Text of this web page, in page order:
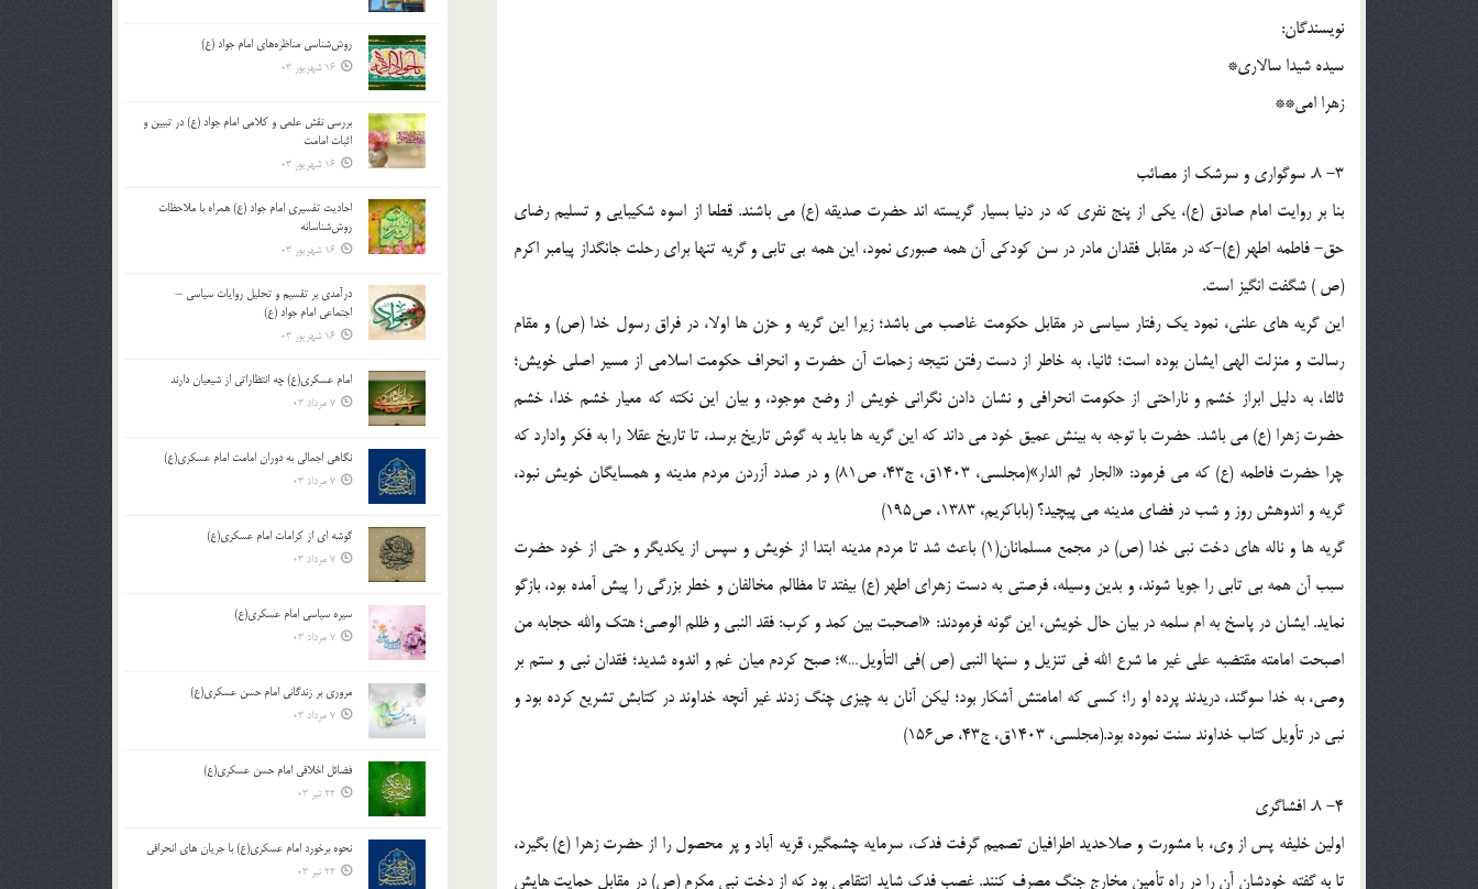
نویسندگان:
سیده شیدا سالاری*
زهرا امی**
3- 8. سوگواری و سرشک از مصائب
بنا بر روایت امام صادق (ع)، یکی از پنج نفری که در دنیا بسیار گریسته اند حضرت صدیقه (ع) می باشند. قطعا از اسوه شکیبایی و تسلیم رضای
حق- فاطمه اطهر (ع)-که در مقابل فقدان مادر در سن کودکی آن همه صبوری نمود، این همه بی تابی و گریه تنها برای رحلت جانگداز پیامبر اکرم
(ص ) شگفت انگیز است.
این گریه های علنی، نمود یک رفتار سیاسی در مقابل حکومت غاصب می باشد؛ زیرا این گریه و حزن ها اولا، در فراق رسول خدا (ص) و مقام
رسالت و منزلت الهی ایشان بوده است؛ ثانیا، به خاطر از دست رفتن نتیجه زحمات آن حضرت و انحراف حکومت اسلامی از مسیر اصلی خویش؛
ثالثا، به دلیل ابراز خشم و ناراحتی از حکومت انحرافی و نشان دادن نگرانی خویش از وضع موجود، و بیان این نکته که معیار خشم خدا، خشم
حضرت زهرا (ع) می باشد. حضرت با توجه به بینش عمیق خود می داند که این گریه ها باید به گوش تاریخ برسد، تا تاریخ عقلا را به فکر وادارد که
چرا حضرت فاطمه (ع) که می فرمود: «الجار ثم الدار»(مجلسی، 1403ق، ج43، ص81) و در صدد آزردن مردم مدینه و همسایگان خویش نبود،
گریه و اندوهش روز و شب در فضای مدینه می پیچید؟ (باباکریم، 1383، ص195)
گریه ها و ناله های دخت نبی خدا (ص) در مجمع مسلمانان(1) باعث شد تا مردم مدینه ابتدا از خویش و سپس از یکدیگر و حتی از خود حضرت
سبب آن همه بی تابی را جویا شوند، و بدین وسیله، فرصتی به دست زهرای اطهر (ع) بیفتد تا مظالم مخالفان و خطر بزرگی را پیش آمده بود، بازگو
نماید. ایشان در پاسخ به ام سلمه در بیان حال خویش، این گونه فرمودند: «اصحبت بین کمد و کرب: فقد النبی و ظلم الوصی؛ هتک والله حجابه من
اصبحت امامته مقتضبه علی غیر ما شرع الله فی تنزیل و سنها النبی (ص )فی التأویل…»؛ صبح کردم میان غم و اندوه شدید؛ فقدان نبی و ستم بر
وصی، به خدا سوگند، دریدند پرده او را؛ کسی که امامتش آشکار بود؛ لیکن آنان به چیزی چنگ زدند غیر آنچه خداوند در کتابش تشریع کرده بود و
نبی در تأویل کتاب خداوند سنت نموده بود.(مجلسی، 1403ق، ج43، ص156)
4- 8. افشاگری
اولین خلیفه پس از وی، با مشورت و صلاحدید اطرافیان تصمیم گرفت فدک، سرمایه چشمگیر، قریه آباد و پر محصول را از حضرت زهرا (ع) بگیرد،
تا به گفته خودشان آن را در راه تأمین مخارج جنگ مصرف کنند. غصب فدک شاید انتقامی بود که از دخت نبی مکرم (ص) در مقابل حمایت هایش
روش‌شناسی مناظره‌های امام جواد (ع)
16 شهریور 03
بررسی نقش علمی و کلامی امام جواد (ع) در تبیین و
اثبات امامت
16 شهریور 03
احادیث تفسیری امام جواد (ع) همراه با ملاحظات
روش‌شناسانه
16 شهریور 03
درآمدی بر تقسیم و تحلیل روایات سیاسی –
اجتماعی امام جواد (ع)
16 شهریور 03
امام عسکری(ع) چه انتظاراتی از شیعیان دارند
7 مرداد 03
نگاهی اجمالی به دوران امامت امام عسکری(ع)
7 مرداد 03
گوشه ای از کرامات امام عسکری(ع)
7 مرداد 03
سیره سیاسی امام عسکری(ع)
7 مرداد 03
مروری بر زندگانی امام حسن عسکری(ع)
7 مرداد 03
فضائل اخلاقی امام حسن عسکری(ع)
22 تیر 03
نحوه برخورد امام عسکری(ع) با جریان های انحرافی
22 تیر 03